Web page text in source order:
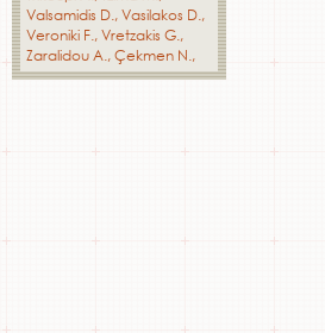
Valsamidis D. Vasilakos D.
Veroniki F. Vretzakis G.
Zaralidou A. Çekmen N.